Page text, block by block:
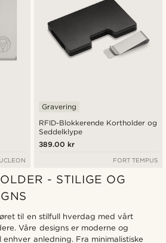
RFID-Blokkerende Kortholder og
Seddelklype
Gravering
389.00 kr
FORT TEMPUS
- STILIGE OG
til en stilfull hverdag med vårt
Våre designs er moderne og
enhver anledning. Fra minimalistiske